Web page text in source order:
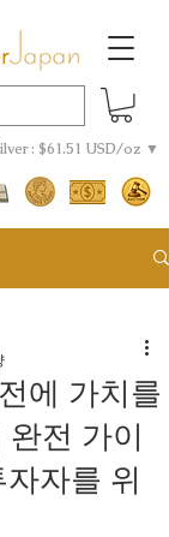
: $61.51 USD/oz ▼
에 가치를
전 가이
자를 위